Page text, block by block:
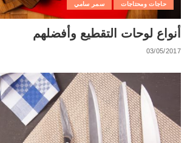
حاجات ومحتاجات سمر سامي
أنواع لوحات التقطيع وأفضلهم
03/05/2017